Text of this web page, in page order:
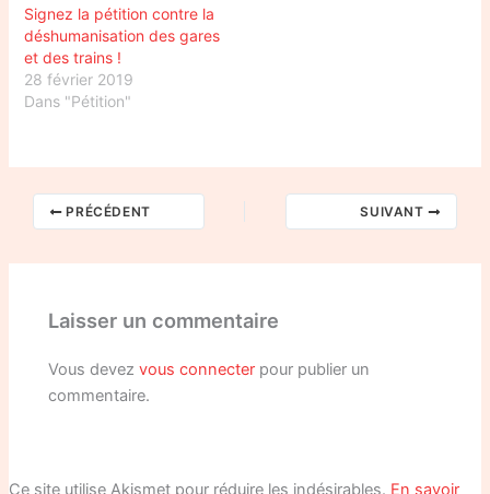
Signez la pétition contre la
déshumanisation des gares
et des trains !
28 février 2019
Dans "Pétition"
PRÉCÉDENT SUIVANT
Laisser un commentaire
Vous devezvous connecter pour publier un
commentaire.
Ce site utilise Akismet pour réduire les indésirables. En savoir